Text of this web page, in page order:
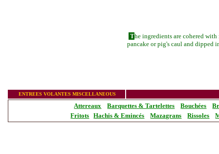
The ingredients are cohered
pancake or pig's caul and dipped
ENTREES VOLANTES MISCELLANEOUS
Attereaux Barquettes & Tartelettes Bouchées
Fritots
Hachis & Emincés Mazagrans Rissoles